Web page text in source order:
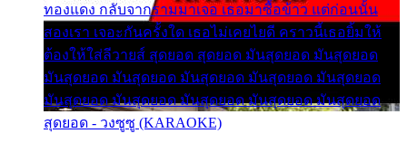
ทองแดง กลับจากรามมาเจอ เธอมาซื้อข้าว แต่ก่อนนั้น
สองเรา เจอะกันครั้งใด เธอไม่เคยไยดี คราวนี้เธอยิ้มให้
ต้องให้ใส่ลีวายส์ สุดยอด สุดยอด มันสุดยอด มันสุดยอด
มันสุดยอด มันสุดยอด มันสุดยอด มันสุดยอด มันสุดยอด
มันสุดยอด มันสุดยอด มันสุดยอด มันสุดยอด มันสุดยอด
สุดยอด - วงซูซู (KARAOKE)